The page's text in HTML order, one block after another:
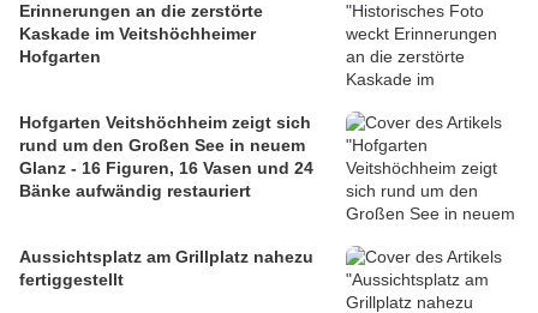
Erinnerungen an die zerstörte
Kaskade im Veitshöchheimer
Hofgarten
Hofgarten Veitshöchheim zeigt sich
rund um den Großen See in neuem
Glanz - 16 Figuren, 16 Vasen und 24
Bänke aufwändig restauriert
Aussichtsplatz am Grillplatz nahezu
fertiggestellt